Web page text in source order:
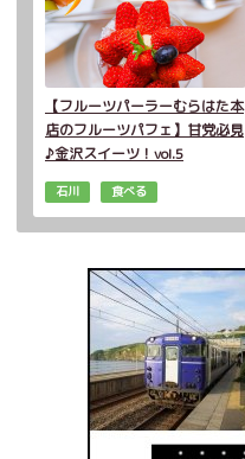
【フルーツパーラーむらはた本
店のフルーツパフェ】甘党必見
♪金沢スイーツ！vol.5
石川 食べる